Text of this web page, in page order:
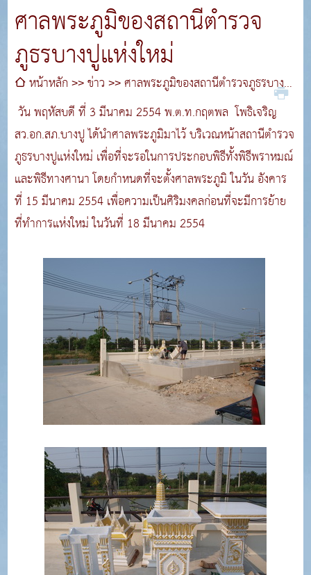
ศาลพระภูมิของสถานีตำรวจ
ภูธรบางปูแห่งใหม่
หน้าหลัก ข่าว
ศาลพระภูมิของสถานีตำรวจภูธรบางปู
แห่งใหม่
วัน พฤหัสบดี ที่ 3 มีนาคม 2554 พ.ต.ท.กฤตพล โพธิเจริญ
สว.อก.สภ.บางปู ได้นำศาลพระภูมิมาไว้ บริเวณหน้าสถานีตำรวจ
ภูธรบางปูแห่งใหม่ เพื่อที่จะรอในการประกอบพิธีทั้งพิธีพราหมณ์
และพิธีทางศานา โดยกำหนดที่จะตั้งศาลพระภูมิ ในวัน อังคาร
ที่ 15 มีนาคม 2554 เพื่อความเป็นศิริมงคลก่อนที่จะมีการย้าย
ที่ทำการแห่งใหม่ ในวันที่ 18 มีนาคม 2554